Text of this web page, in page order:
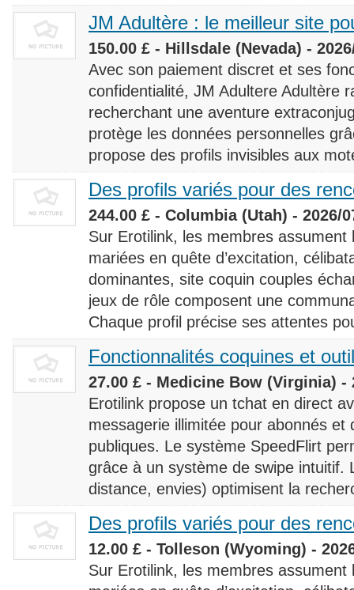
JM Adultère : le meilleur site
150.00 £ - Hillsdale (Nevada) -
Avec son paiement discret et ses
confidentialité, JM Adultere Adultère
recherchant une aventure
protège les données personnelles
propose des profils invisibles aux
Des profils variés pour des
244.00 £ - Columbia (Utah) - 2026/
Sur Erotilink, les membres
mariées en quête d’excitation,
dominantes, site coquin couples
jeux de rôle composent une
Chaque profil précise ses attentes
Fonctionnalités coquines et
27.00 £ - Medicine Bow (Virginia) -
Erotilink propose un tchat en direct
messagerie illimitée pour abonnés et
publiques. Le système SpeedFlirt
grâce à un système de swipe intuitif.
distance, envies) optimisent la
Des profils variés pour des
12.00 £ - Tolleson (Wyoming) -
Sur Erotilink, les membres